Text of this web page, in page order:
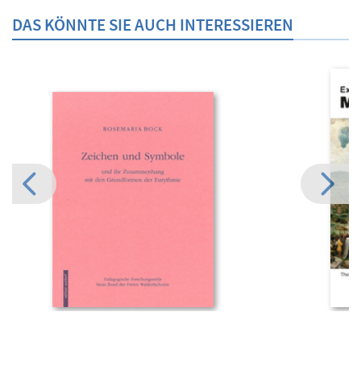
DAS KÖNNTE SIE AUCH INTERESSIEREN